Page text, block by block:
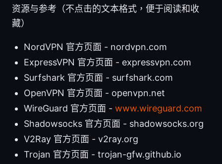
资源与参考（不点击的文本格式，便于阅读和收
藏）
NordVPN 官方页面 - nordvpn.com
ExpressVPN 官方页面 - expressvpn.com
Surfshark 官方页面 - surfshark.com
OpenVPN 官方页面 - openvpn.net
WireGuard 官方页面 - www.wireguard.com
Shadowsocks 官方页面 - shadowsocks.org
V2Ray 官方页面 - v2ray.org
Trojan 官方页面 - trojan-gfw.github.io